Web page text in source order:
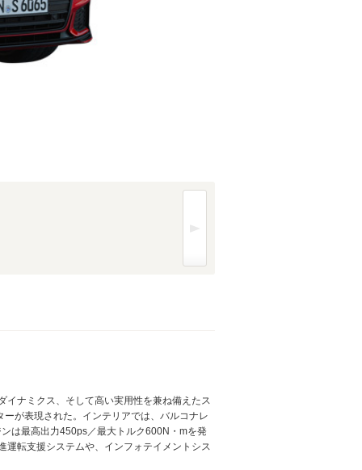
イナミクス、そして高い実用性を兼ね備えたス
が表現された。インテリアでは、バルコナレ
は最高出力450ps／最大トルク600N・mを発
運転支援システムや、インフォテイメントシス